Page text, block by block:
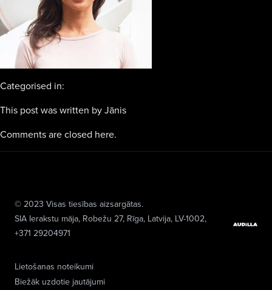
Categorised in:
This post was written by Jānis
Comments are closed here.
Lietošanas noteikumi
Biežāk uzdotie jautājumi
© 2023 Visas tiesības aizsargātas.
SIA Ierakstu māja, Robežu 27, Rīga, Latvija, LV-1002,
+371 29204971